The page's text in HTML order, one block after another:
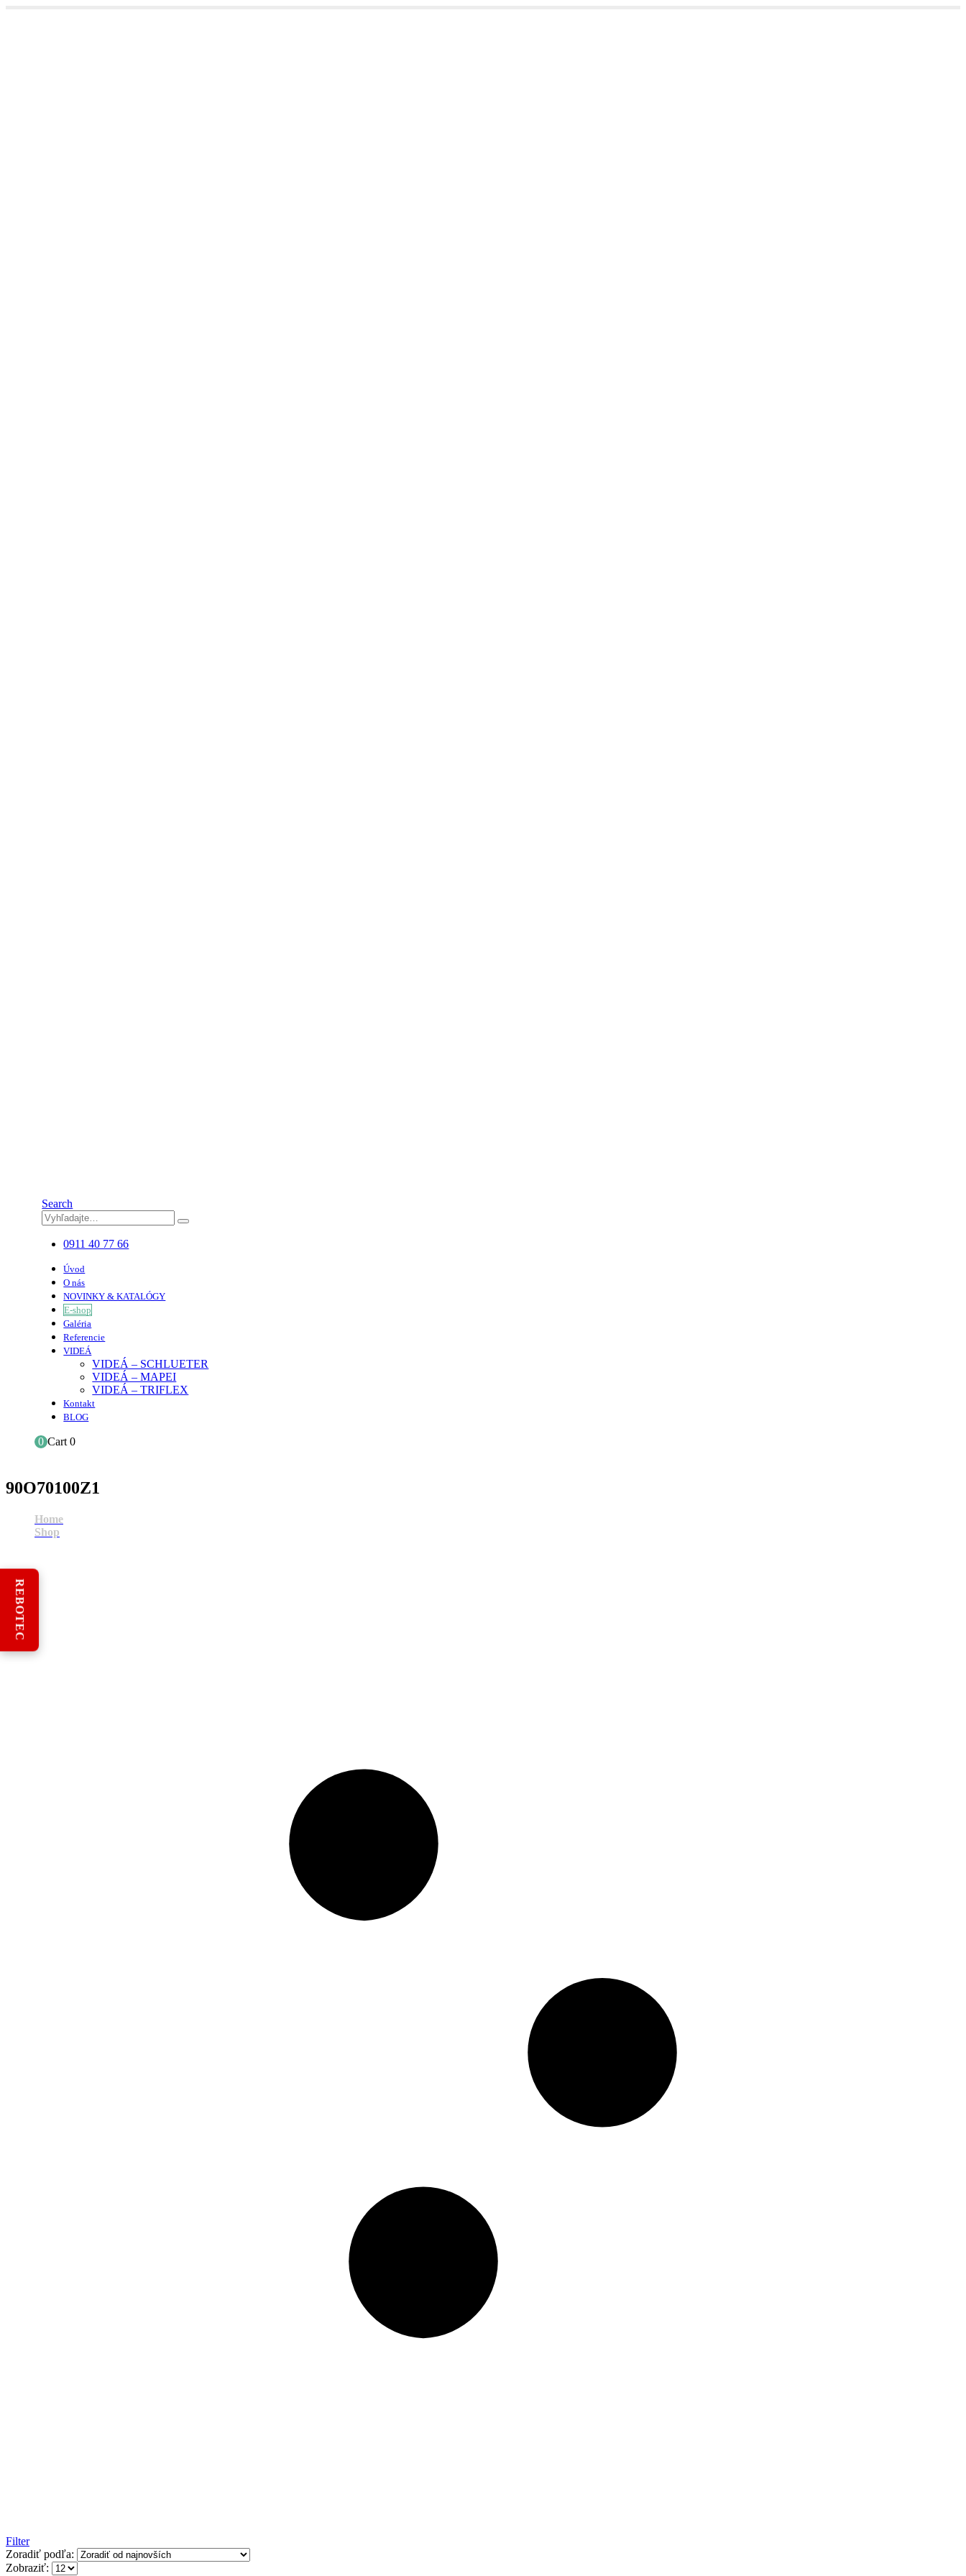
Search
0911 40 77 66
Úvod
O nás
NOVINKY & KATALÓGY
E-shop
Galéria
Referencie
VIDEÁ
VIDEÁ – SCHLUETER
VIDEÁ – MAPEI
VIDEÁ – TRIFLEX
Kontakt
BLOG
0 Cart0
90O70100Z1
Home
Shop
Filter
Zoradiť podľa:
Zobraziť:
REBOTEC